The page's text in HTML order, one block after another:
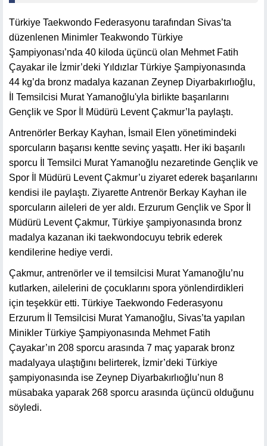
Türkiye Taekwondo Federasyonu tarafından Sivas’ta
düzenlenen Minimler Teakwondo Türkiye
Şampiyonası’nda 40 kiloda üçüncü olan Mehmet Fatih
Çayakar ile İzmir’deki Yıldızlar Türkiye Şampiyonasında
44 kg’da bronz madalya kazanan Zeynep Diyarbakırlıoğlu,
İl Temsilcisi Murat Yamanoğlu'yla birlikte başarılarını
Gençlik ve Spor İl Müdürü Levent Çakmur’la paylaştı.
Antrenörler Berkay Kayhan, İsmail Elen yönetimindeki
sporcuların başarısı kentte sevinç yaşattı. Her iki başarılı
sporcu İl Temsilci Murat Yamanoğlu nezaretinde Gençlik ve
Spor İl Müdürü Levent Çakmur’u ziyaret ederek başarılarını
kendisi ile paylaştı. Ziyarette Antrenör Berkay Kayhan ile
sporcuların aileleri de yer aldı. Erzurum Gençlik ve Spor İl
Müdürü Levent Çakmur, Türkiye şampiyonasında bronz
madalya kazanan iki taekwondocuyu tebrik ederek
kendilerine hediye verdi.
Çakmur, antrenörler ve il temsilcisi Murat Yamanoğlu’nu
kutlarken, ailelerini de çocuklarını spora yönlendirdikleri
için teşekkür etti. Türkiye Taekwondo Federasyonu
Erzurum İl Temsilcisi Murat Yamanoğlu, Sivas’ta yapılan
Minikler Türkiye Şampiyonasında Mehmet Fatih
Çayakar’ın 208 sporcu arasında 7 maç yaparak bronz
madalyaya ulaştığını belirterek, İzmir’deki Türkiye
şampiyonasında ise Zeynep Diyarbakırlıoğlu’nun 8
müsabaka yaparak 268 sporcu arasında üçüncü olduğunu
söyledi.